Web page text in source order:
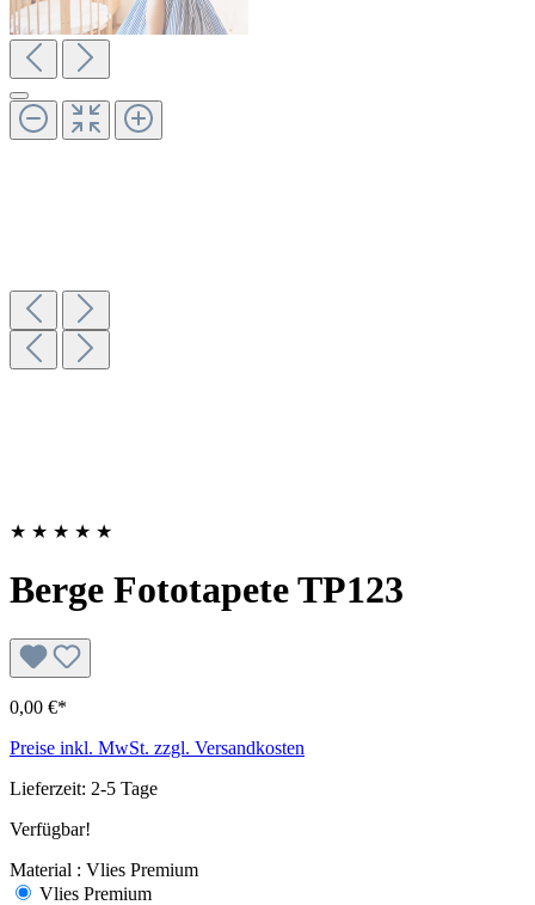
★ ★ ★ ★ ★
Berge Fototapete TP123
0,00 €*
Preise inkl. MwSt. zzgl. Versandkosten
Lieferzeit: 2-5 Tage
Verfügbar!
Material : Vlies Premium
Vlies Premium